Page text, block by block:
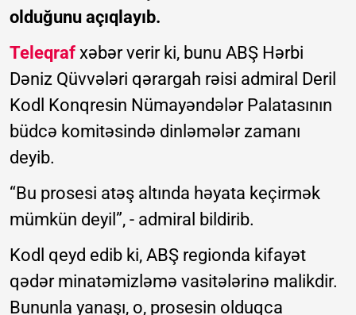
olduğunu açıqlayıb.
Teleqraf xəbər verir ki, bunu ABŞ Hərbi
Dəniz Qüvvələri qərargah rəisi admiral Deril
Kodl Konqresin Nümayəndələr Palatasının
büdcə komitəsində dinləmələr zamanı
deyib.
“Bu prosesi atəş altında həyata keçirmək
mümkün deyil”, - admiral bildirib.
Kodl qeyd edib ki, ABŞ regionda kifayət
qədər minatəmizləmə vasitələrinə malikdir.
Bununla yanaşı, o, prosesin olduqca